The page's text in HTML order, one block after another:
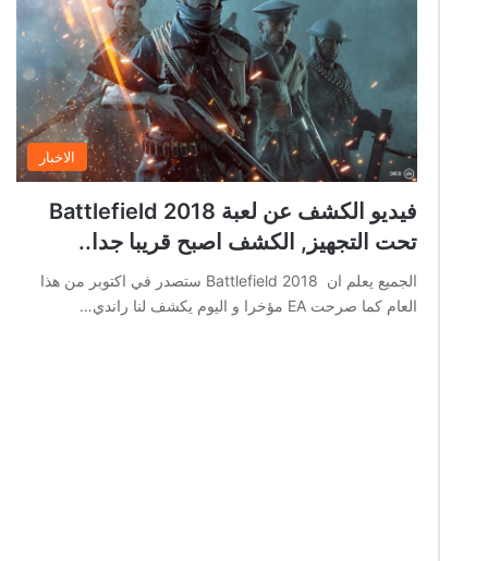
الاخبار
فيديو الكشف عن لعبة Battlefield 2018
تحت التجهيز, الكشف اصبح قريبا جدا..
الجميع يعلم ان Battlefield 2018 ستصدر في اكتوبر من هذا
العام كما صرحت EA مؤخرا و اليوم يكشف لنا راندي…